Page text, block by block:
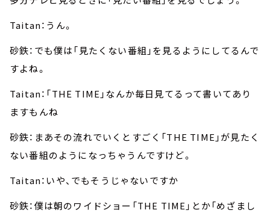
Taitan：うん。
砂鉄：でも僕は「見たくない番組」を見るようにしてるんで
すよね。
Taitan：「THE TIME」なんか毎日見てるって書いてあり
ますもんね
砂鉄：まあその流れでいくとすごく「THE TIME」が見たく
ない番組のようになっちゃうんですけど。
Taitan：いや、でもそうじゃないですか
砂鉄：僕は朝のワイドショー「THE TIME」とか「めざまし